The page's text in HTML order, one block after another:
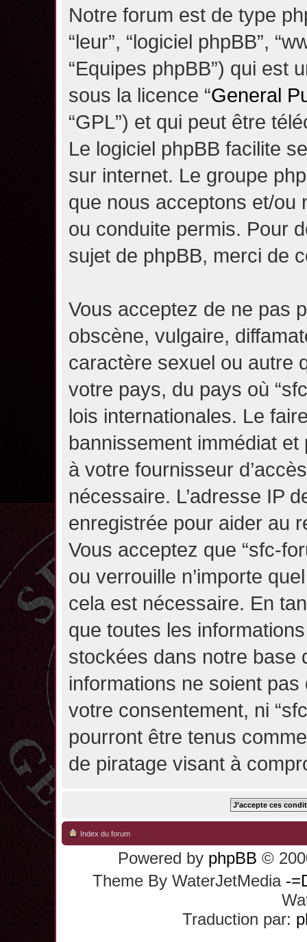
Notre forum est de type
“leur”, “logiciel phpBB”,
“Equipes phpBB”) qui est
sous la licence “General
“GPL”) et qui peut être
Le logiciel phpBB facilite
sur internet. Le groupe
que nous acceptons et/ou
ou conduite permis. Pour
sujet de phpBB, merci de
Vous acceptez de ne pas
obscène, vulgaire,
caractère sexuel ou autre
votre pays, du pays où
lois internationales. Le
bannissement immédiat
à votre fournisseur
nécessaire. L’adresse IP
enregistrée pour aider au
Vous acceptez que “sfc-
ou verrouille n’importe
cela est nécessaire. En
que toutes les
stockées dans notre base
informations ne soient
votre consentement, ni
pourront être tenus
de piratage visant à
Index du forum
Powered by phpBB ©
Theme By WaterJetMedia -
Traduction par: